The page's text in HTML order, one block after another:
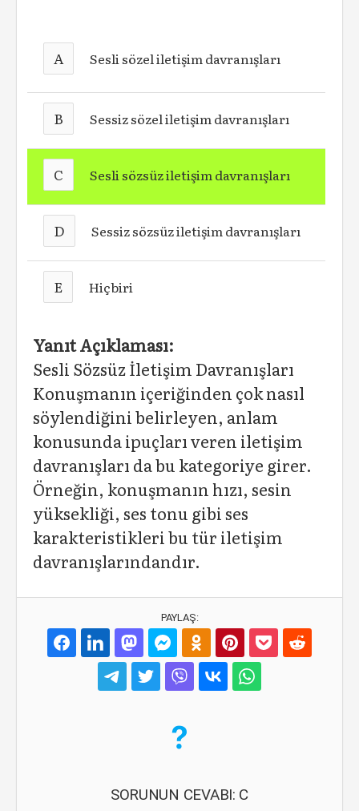
A Sesli sözel iletişim davranışları
B Sessiz sözel iletişim davranışları
C Sesli sözsüz iletişim davranışları
D Sessiz sözsüz iletişim davranışları
E Hiçbiri
Yanıt Açıklaması:
Sesli Sözsüz İletişim Davranışları
Konuşmanın içeriğinden çok nasıl
söylendiğini belirleyen, anlam
konusunda ipuçları veren iletişim
davranışları da bu kategoriye girer.
Örneğin, konuşmanın hızı, sesin
yüksekliği, ses tonu gibi ses
karakteristikleri bu tür iletişim
davranışlarındandır.
PAYLAŞ:
SORUNUN CEVABI: C